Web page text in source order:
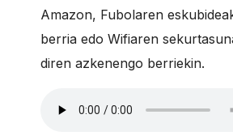
Amazon, Fubolaren
berria edo Wifiaren
diren azkenengo berriekin.